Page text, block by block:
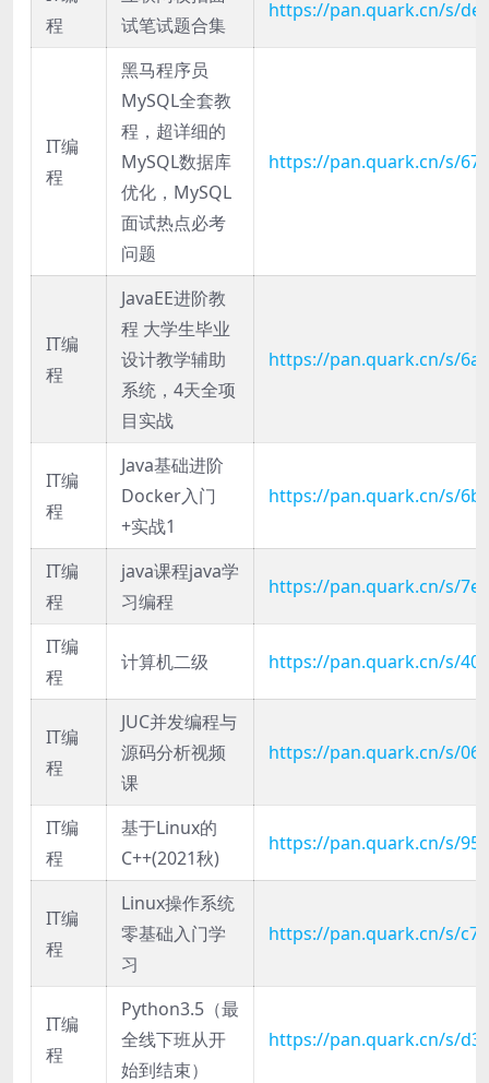
程
试笔试题合集
https://pan.quark.cn/s/
IT编
程
黑马程序员
MySQL全套教
程，超详细的
MySQL数据库
优化，MySQL
面试热点必考
问题
https://pan.quark.cn/s/
IT编
程
JavaEE进阶教
程 大学生毕业
设计教学辅助
系统，4天全项
目实战
https://pan.quark.cn/s/
IT编
程
Java基础进阶
Docker入门
+实战1
https://pan.quark.cn/s/
IT编
程
java课程java学
习编程
https://pan.quark.cn/s/
IT编
程
计算机二级 https://pan.quark.cn/s/
IT编
程
JUC并发编程与
源码分析视频
课
https://pan.quark.cn/s/
IT编
程
基于Linux的
C++(2021秋)
https://pan.quark.cn/s/
IT编
程
Linux操作系统
零基础入门学
习
https://pan.quark.cn/s/
IT编
程
Python3.5（最
全线下班从开
始到结束）
https://pan.quark.cn/s/